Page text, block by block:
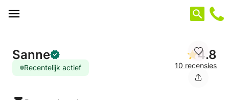
Sanne
Recentelijk actief
4.8
10 recensies